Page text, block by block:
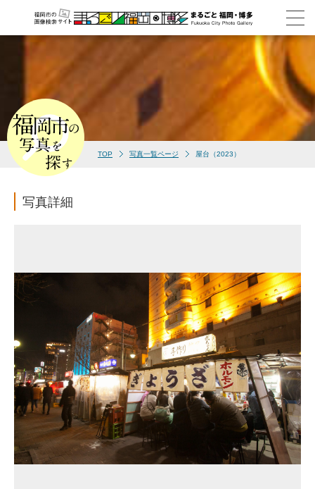
TOP 写真一覧ページ 屋台（2023）
写真詳細